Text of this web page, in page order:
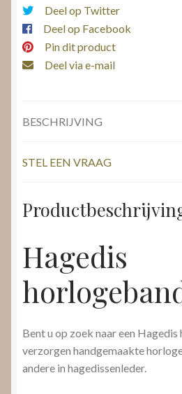
Deel op Twitter
Deel op Facebook
Pin dit product
Deel via e-mail
BESCHRIJVING
STEL EEN VRAAG
Hagedis
Bent u op zoek naar een
verzorgen handgemaakte
andere in hagedissenleder.